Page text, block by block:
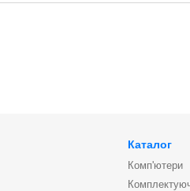
Каталог
Комп'ютери